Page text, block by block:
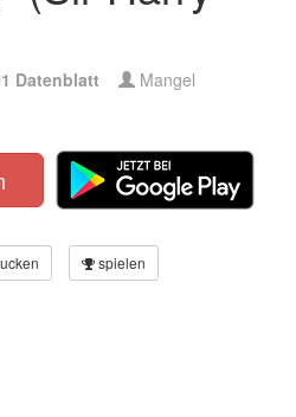
Datenblatt Mangel
spielen